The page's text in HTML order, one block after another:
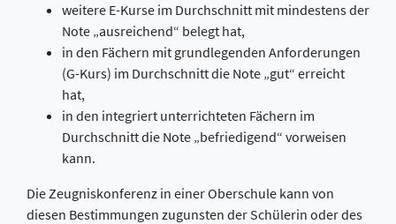
weitere E-Kurse im Durchschnitt mit mindestens der
Note „ausreichend“ belegt hat,
in den Fächern mit grundlegenden Anforderungen
(G-Kurs) im Durchschnitt die Note „gut“ erreicht
hat,
in den integriert unterrichteten Fächern im
Durchschnitt die Note „befriedigend“ vorweisen
kann.
Die Zeugniskonferenz in einer Oberschule kann von
diesen Bestimmungen zugunsten der Schülerin oder des